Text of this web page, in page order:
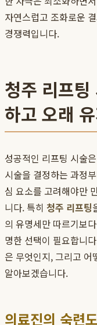
자연스럽고 조화로운
경쟁력입니다.
청주 리프
하고 오래
성공적인 리프팅 시술
시술을 결정하는 과정
심 요소를 고려해야만
니다. 특히 청주 리프팅
의 유명세만 따르기보
명한 선택이 필요합니
은 무엇인지, 그리고 어
알아보겠습니다.
의료진의 숙련